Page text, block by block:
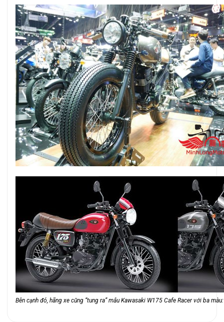
Bên cạnh đó, hãng xe cũng “tung ra” mẫu Kawasaki W175 Cafe Racer với ba